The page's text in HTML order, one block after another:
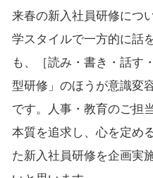
来春の新入社員研修につ
学スタイルで一方的に話
も、［読み・書き・話す
型研修」のほうが意識変
です。人事・教育のご担
本質を追求し、心を定め
た新入社員研修を企画実